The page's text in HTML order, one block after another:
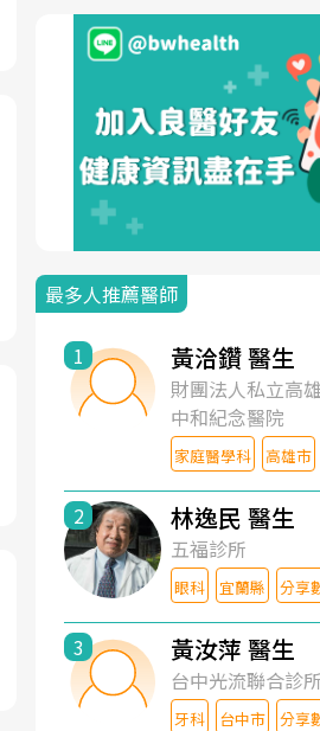
最多人推薦醫師
1 黃洽鑽 醫生
財團法人私立高
中和紀念醫院
家庭醫學科 高雄市
2 林逸民 醫生
五福診所
眼科 宜蘭縣 分享
3 黃汝萍 醫生
台中光流聯合診所
牙科 台中市 分享